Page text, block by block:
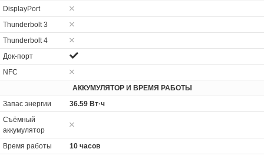
DisplayPort
Thunderbolt 3
Thunderbolt 4
Док-порт
NFC
АККУМУЛЯТОР И ВРЕМЯ РАБОТЫ
Запас энергии
36.59 Вт·ч
Cъёмный
аккумулятор
Время работы
10 часов